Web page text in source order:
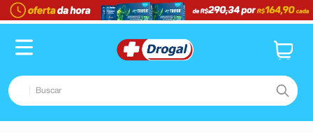
Buscar